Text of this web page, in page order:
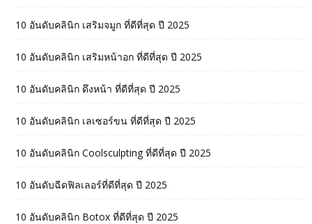
10 อันดับคลินิก เสริมจมูก ที่ดีที่สุด ปี 2025
10 อันดับคลินิก เสริมหน้าอก ที่ดีที่สุด ปี 2025
10 อันดับคลินิก ดึงหน้า ที่ดีที่สุด ปี 2025
10 อันดับคลินิก เลเซอร์ขน ที่ดีที่สุด ปี 2025
10 อันดับคลินิก Coolsculpting ที่ดีที่สุด ปี 2025
10 อันดับฉีดฟิลเลอร์ที่ดีที่สุด ปี 2025
10 อันดับคลินิก Botox ที่ดีที่สุด ปี 2025